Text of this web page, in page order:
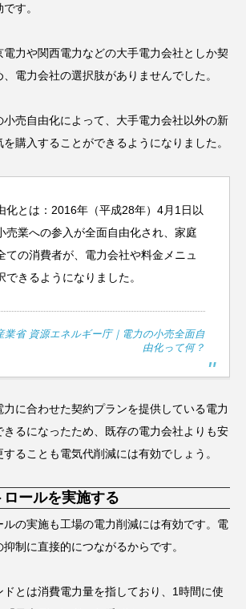
す。
電力や関西電力などの大手電力会社としか契
電力会社の選択肢がありませんでした。
小売自由化によって、大手電力会社以外の新
購入することができるようになりました。
化とは：2016年（平成28年）4月1日以
売業への参入が全面自由化され、家庭
ての消費者が、電力会社や料金メニュ
できるようになりました。
業省 資源エネルギー庁｜電力の小売全面自
由化って何？
力に合わせた契約プランを提供している電力
るになったため、既存の電力会社よりも安
ることも電気代削減には有効でしょう。
ールを実施する
の実施も工場の電力削減には有効です。電
制に直接的につながるからです。
ドとは消費電力量を指しており、1時間に使